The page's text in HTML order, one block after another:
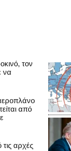
τον
να
από
αρχές